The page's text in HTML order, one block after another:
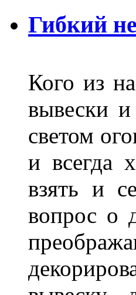
Гибкий
Кого из
вывески
светом
и всегда
взять и
вопрос о